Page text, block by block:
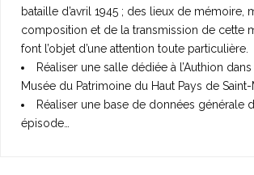
bataille d’avril 1945 ; des lieux de mémoire,
composition et de la transmission de cette
font l’objet d’une attention toute particulière.
Réaliser une salle dédiée à l’Authion
Musée du Patrimoine du Haut Pays de Saint-
Réaliser une base de données générale
épisode…